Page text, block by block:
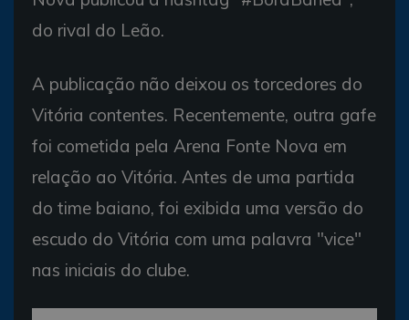
do rival do Leão.
A publicação não deixou os torcedores do
Vitória contentes. Recentemente, outra gafe
foi cometida pela Arena Fonte Nova em
relação ao Vitória. Antes de uma partida
do time baiano, foi exibida uma versão do
escudo do Vitória com uma palavra "vice"
nas iniciais do clube.